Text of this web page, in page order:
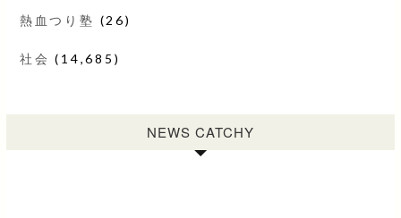
熱血つり塾 (26)
社会 (14,685)
NEWS CATCHY